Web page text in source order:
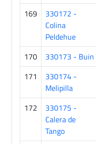
169
330172 -
Colina
Peldehue
170 330173 - Buin
171
330174 -
Melipilla
172
330175 -
Calera de
Tango